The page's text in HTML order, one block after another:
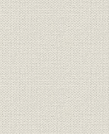
第四章 副業
第一節 関
第二節 爆
第三節 石
第五章 株式